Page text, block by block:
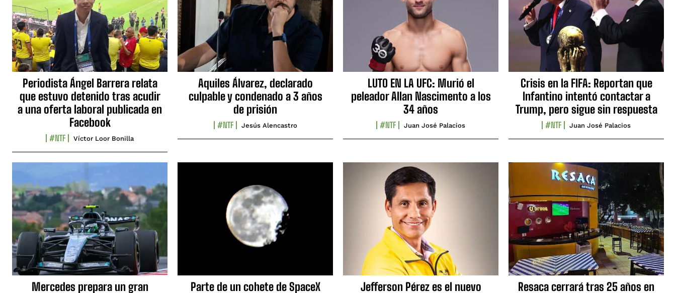
Periodista Ángel Barrera relata
que estuvo detenido tras acudir
a una oferta laboral publicada en
Facebook
#NTF Víctor Loor Bonilla
Aquiles Álvarez, declarado
culpable y condenado a 3 años
de prisión
#NTF Jesús Alencastro
LUTO EN LA UFC: Murió el
peleador Allan Nascimento a los
34 años
#NTF Juan José Palacios
Crisis en la FIFA: Reportan que
Infantino intentó contactar a
Trump, pero sigue sin respuesta
#NTF Juan José Palacios
Mercedes prepara un gran Parte de un cohete de SpaceX Jefferson Pérez es el nuevo Resaca cerrará tras 25 años en